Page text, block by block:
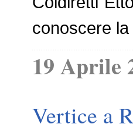
conoscere
19 Aprile
Vertice a